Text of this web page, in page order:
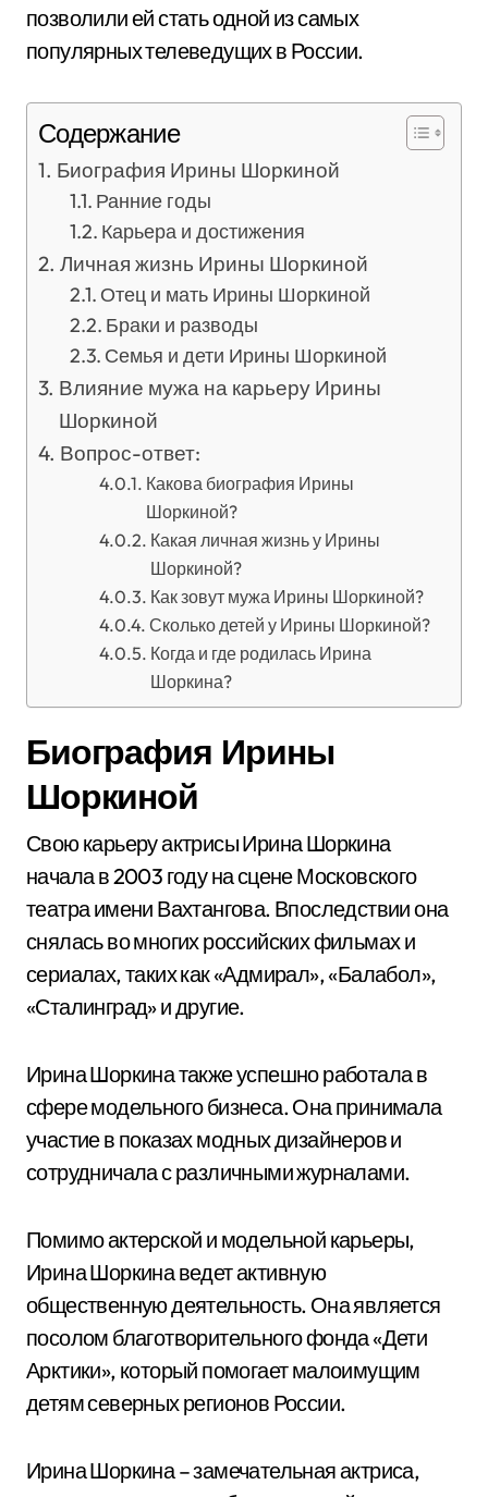
позволили ей стать одной из самых
популярных телеведущих в России.
Содержание
Биография Ирины Шоркиной
Ранние годы
Карьера и достижения
Личная жизнь Ирины Шоркиной
Отец и мать Ирины Шоркиной
Браки и разводы
Семья и дети Ирины Шоркиной
Влияние мужа на карьеру Ирины
Шоркиной
Вопрос-ответ:
Какова биография Ирины
Шоркиной?
Какая личная жизнь у Ирины
Шоркиной?
Как зовут мужа Ирины Шоркиной?
Сколько детей у Ирины Шоркиной?
Когда и где родилась Ирина
Шоркина?
Биография Ирины
Шоркиной
Свою карьеру актрисы Ирина Шоркина
начала в 2003 году на сцене Московского
театра имени Вахтангова. Впоследствии она
снялась во многих российских фильмах и
сериалах, таких как «Адмирал», «Балабол»,
«Сталинград» и другие.
Ирина Шоркина также успешно работала в
сфере модельного бизнеса. Она принимала
участие в показах модных дизайнеров и
сотрудничала с различными журналами.
Помимо актерской и модельной карьеры,
Ирина Шоркина ведет активную
общественную деятельность. Она является
посолом благотворительного фонда «Дети
Арктики», который помогает малоимущим
детям северных регионов России.
Ирина Шоркина – замечательная актриса,